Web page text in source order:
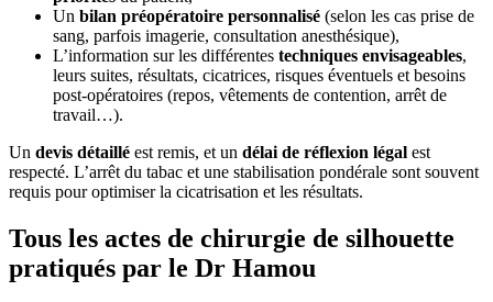
Un bilan préopératoire personnalisé (selon les cas prise de
sang, parfois imagerie, consultation anesthésique),
L’information sur les différentes techniques envisageables,
leurs suites, résultats, cicatrices, risques éventuels et besoins
post-opératoires (repos, vêtements de contention, arrêt de
travail…).
Un devis détaillé est remis, et un délai de réflexion légal est
respecté. L’arrêt du tabac et une stabilisation pondérale sont souvent
requis pour optimiser la cicatrisation et les résultats.
Tous les actes de chirurgie de silhouette
pratiqués par le Dr Hamou